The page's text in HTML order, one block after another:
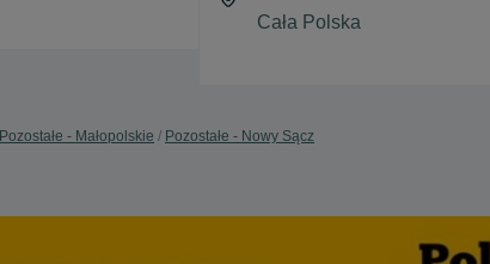
Pozostałe - Małopolskie Pozostałe - Nowy Sącz